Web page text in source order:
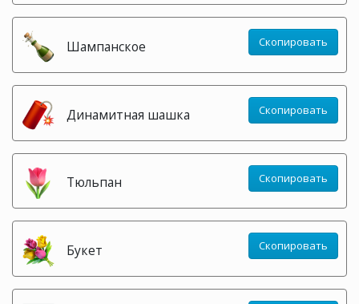
Шампанское Скопировать
Динамитная шашка Скопировать
Тюльпан Скопировать
Букет Скопировать